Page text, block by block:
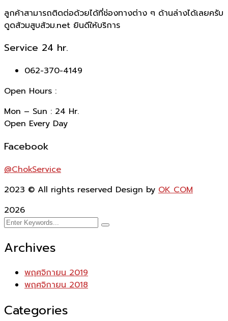
ลูกค้าสามารถติดต่อด้วยได้ที่ช่องทางต่าง ๆ ด้านล่างได้เลยครับ
ดูดส้วมสูบส้วม.net ยินดีให้บริการ
Service 24 hr.
062-370-4149
Open Hours :
Mon – Sun : 24 Hr.
Open Every Day
Facebook
@ChokService
2023 © All rights reserved Design by OK COM
2026
Archives
พฤศจิกายน 2019
พฤศจิกายน 2018
Categories